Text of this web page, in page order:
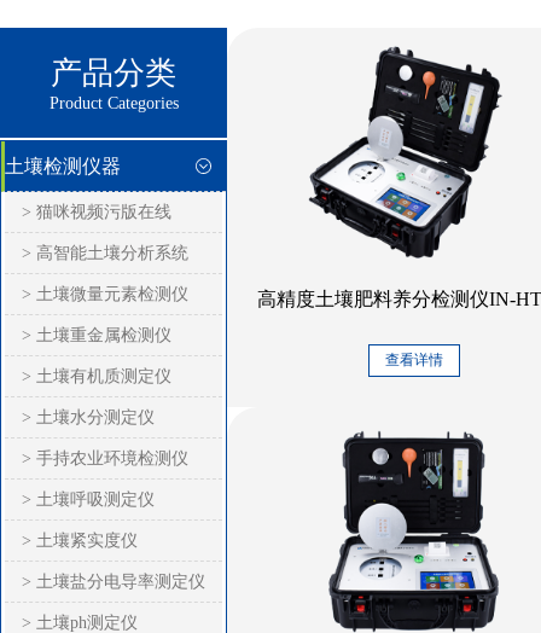
产品分类
Product Categories
土壤检测仪器
> 猫咪视频污版在线
> 高智能土壤分析系统
> 土壤微量元素检测仪
> 土壤重金属检测仪
> 土壤有机质测定仪
> 土壤水分测定仪
> 手持农业环境检测仪
> 土壤呼吸测定仪
> 土壤紧实度仪
> 土壤盐分电导率测定仪
> 土壤ph测定仪
高精度土壤肥料养分检测仪IN-
查看详情